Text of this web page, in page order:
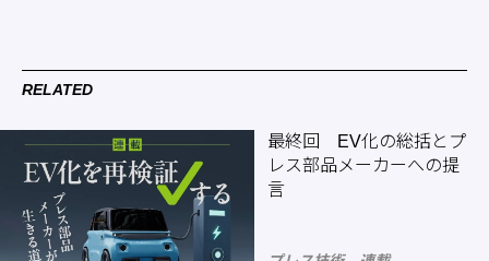
RELATED
最終回 EV化の総括とプ
レス部品メーカーへの提
言